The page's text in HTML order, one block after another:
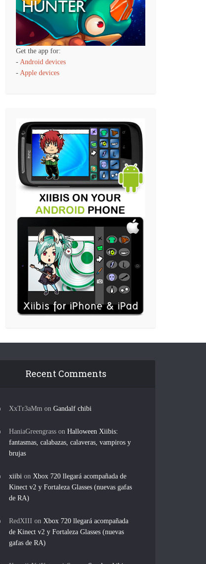
Get the app for:
- Android devices
- Apple devices
Recent Comments
XxTr3aMm onGandalf chibi
HaniaGreengrass onHalloween Xiibis:
fantasmas, calabazas, calaveras, vampiros y
brujas
xiibi on Xbox 720 llegará acompañada de
Kinect v2 y Fortaleza Glasses (nuevas gafas
de RA)
RedXIII on Xbox 720 llegará acompañada
de Kinect v2 y Fortaleza Glasses (nuevas
gafas de RA)